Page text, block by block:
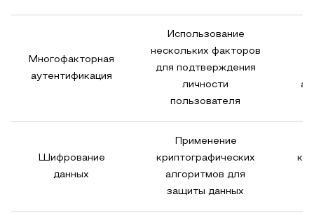
Многофакторная
аутентификация
Использование
нескольких факторов
для подтверждения
личности
пользователя
Шифрование
данных
Применение
криптографических
алгоритмов для
защиты данных